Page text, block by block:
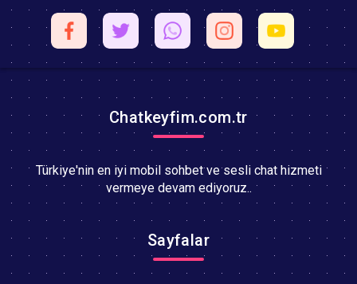
Chatkeyfim.com.tr
Türkiye'nin en iyi mobil sohbet ve sesli chat hizmeti
vermeye devam ediyoruz..
Sayfalar